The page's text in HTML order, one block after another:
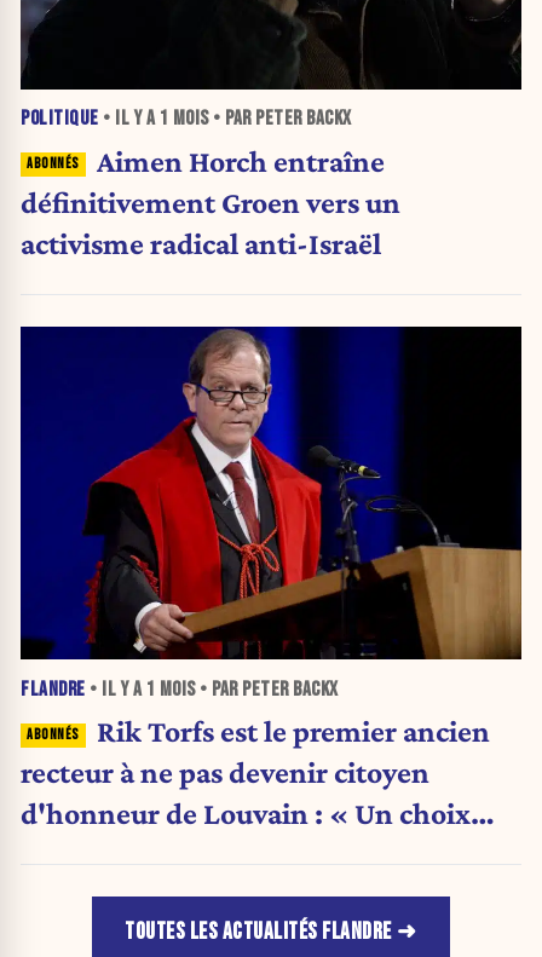
POLITIQUE • IL Y A 1 MOIS• PAR PETER BACKX
Aimen Horch entraîne
définitivement Groen vers un
activisme radical anti-Israël
FLANDRE • IL Y A 1 MOIS• PAR PETER BACKX
Rik Torfs est le premier ancien
recteur à ne pas devenir citoyen
d'honneur de Louvain : « Un choix
TOUTES LES ACTUALITÉS FLANDRE